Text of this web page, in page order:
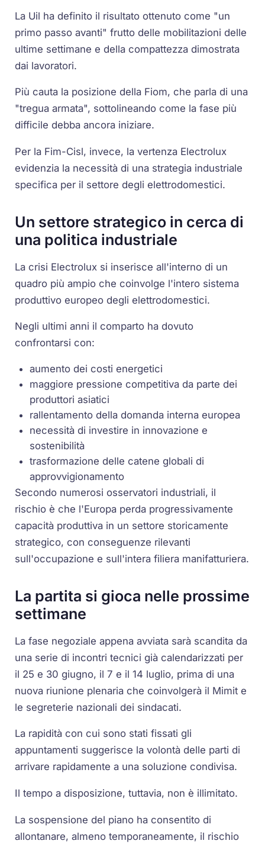
La Uil ha definito il risultato ottenuto come "un
primo passo avanti" frutto delle mobilitazioni delle
ultime settimane e della compattezza dimostrata
dai lavoratori.
Più cauta la posizione della Fiom, che parla di una
"tregua armata", sottolineando come la fase più
difficile debba ancora iniziare.
Per la Fim-Cisl, invece, la vertenza Electrolux
evidenzia la necessità di una strategia industriale
specifica per il settore degli elettrodomestici.
Un settore strategico in cerca di
una politica industriale
La crisi Electrolux si inserisce all'interno di un
quadro più ampio che coinvolge l'intero sistema
produttivo europeo degli elettrodomestici.
Negli ultimi anni il comparto ha dovuto
confrontarsi con:
aumento dei costi energetici
maggiore pressione competitiva da parte dei
produttori asiatici
rallentamento della domanda interna europea
necessità di investire in innovazione e
sostenibilità
trasformazione delle catene globali di
approvvigionamento
Secondo numerosi osservatori industriali, il
rischio è che l'Europa perda progressivamente
capacità produttiva in un settore storicamente
strategico, con conseguenze rilevanti
sull'occupazione e sull'intera filiera manifatturiera.
La partita si gioca nelle prossime
settimane
La fase negoziale appena avviata sarà scandita da
una serie di incontri tecnici già calendarizzati per
il 25 e 30 giugno, il 7 e il 14 luglio, prima di una
nuova riunione plenaria che coinvolgerà il Mimit e
le segreterie nazionali dei sindacati.
La rapidità con cui sono stati fissati gli
appuntamenti suggerisce la volontà delle parti di
arrivare rapidamente a una soluzione condivisa.
Il tempo a disposizione, tuttavia, non è illimitato.
La sospensione del piano ha consentito di
allontanare, almeno temporaneamente, il rischio